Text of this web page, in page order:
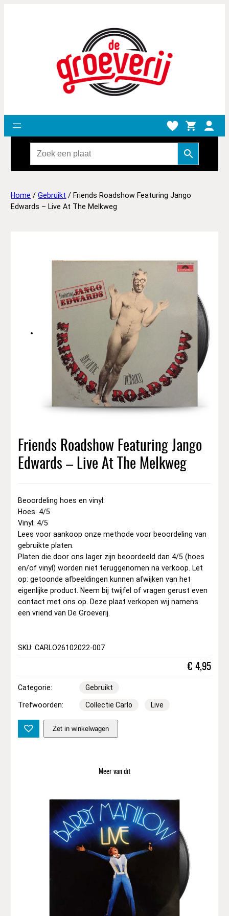
Home /Gebruikt / Friends Roadshow Featuring Jango
Edwards – Live At The Melkweg
Friends Roadshow Featuring Jango
Edwards – Live At The Melkweg
Beoordeling hoes en vinyl:
Hoes: 4/5
Vinyl: 4/5
Lees voor aankoop onze methode voor beoordeling van
gebruikte platen.
Platen die door ons lager zijn beoordeeld dan 4/5 (hoes
en/of vinyl) worden niet teruggenomen na verkoop. Let
op: getoonde afbeeldingen kunnen afwijken van het
eigenlijke product. Neem bij twijfel of vragen gerust even
contact met ons op. Deze plaat verkopen wij namens
een vriend van De Groeverij.
SKU: CARLO26102022-007
€ 4,95
Categorie: Gebruikt
Trefwoorden: Collectie Carlo Live
r
n
R
o
a
d
s
h
o
w
F
Zet in winkelwagen
Meer van dit